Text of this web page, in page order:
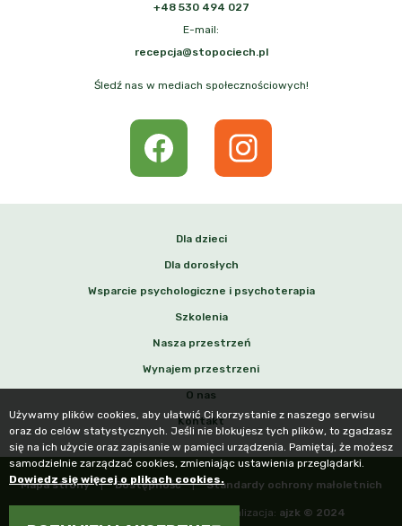
+48 530 494 027
E-mail:
recepcja@stopociech.pl
Śledź nas w mediach społecznościowych!
Dla dzieci
Dla dorosłych
Wsparcie psychologiczne i psychoterapia
Szkolenia
Nasza przestrzeń
Wynajem przestrzeni
O nas
Kontakt
Mapa strony Dostępność Standardy ochrony małoletnich
Realizacja: ajzk © 2024
INFORMACJA O
Używamy plików cookies, aby ułatwić Ci korzystanie z naszego serwisu
oraz do celów statystycznych. Jeśli nie blokujesz tych plików, to zgadzasz
się na ich użycie oraz zapisanie w pamięci urządzenia. Pamiętaj, że możesz
samodzielnie zarządzać cookies, zmieniając ustawienia przeglądarki.
Dowiedz się więcej o plikach cookies.